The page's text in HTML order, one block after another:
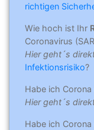
richtigen
Wie hoch ist Ihr
Coronavirus
Hier geht´s
Infektionsrisiko?
Habe ich
Hier geht´s
Habe ich